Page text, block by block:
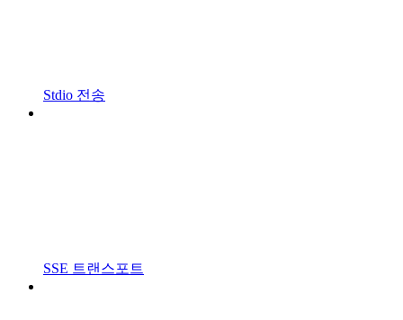
Stdio 전송
SSE 트랜스포트